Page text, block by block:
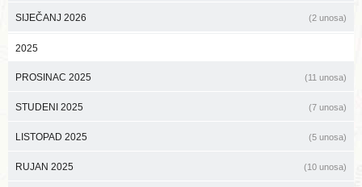
SIJEČANJ 2026 (2 unosa)
2025
PROSINAC 2025 (11 unosa)
STUDENI 2025 (7 unosa)
LISTOPAD 2025 (5 unosa)
RUJAN 2025 (10 unosa)